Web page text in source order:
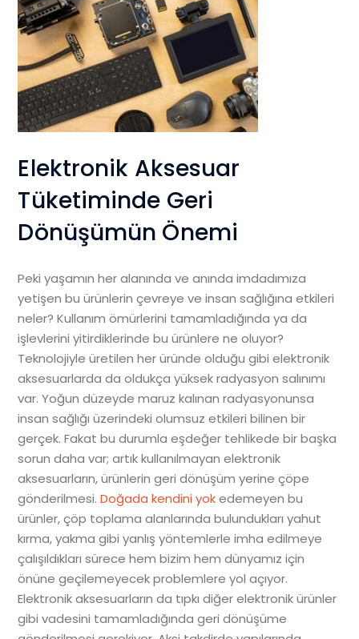
Elektronik Aksesuar
Tüketiminde Geri
Dönüşümün Önemi
Peki yaşamın her alanında ve anında imdadımıza
yetişen bu ürünlerin çevreye ve insan sağlığına etkileri
neler? Kullanım ömürlerini tamamladığında ya da
işlevlerini yitirdiklerinde bu ürünlere ne oluyor?
Teknolojiyle üretilen her üründe olduğu gibi elektronik
aksesuarlarda da oldukça yüksek radyasyon salınımı
var. Yoğun düzeyde maruz kalınan radyasyonunsa
insan sağlığı üzerindeki olumsuz etkileri bilinen bir
gerçek. Fakat bu durumla eşdeğer tehlikede bir başka
sorun daha var; artık kullanılmayan elektronik
aksesuarların, ürünlerin geri dönüşüm yerine çöpe
gönderilmesi.Doğada kendini yokedemeyen bu
ürünler, çöp toplama alanlarında bulundukları yahut
kırma, yakma gibi yanlış yöntemlerle imha edilmeye
çalışıldıkları sürece hem bizim hem dünyamız için
önüne geçilemeyecek problemlere yol açıyor.
Elektronik aksesuarların da tıpkı diğer elektronik ürünler
gibi vadesini tamamladığında geri dönüşüme